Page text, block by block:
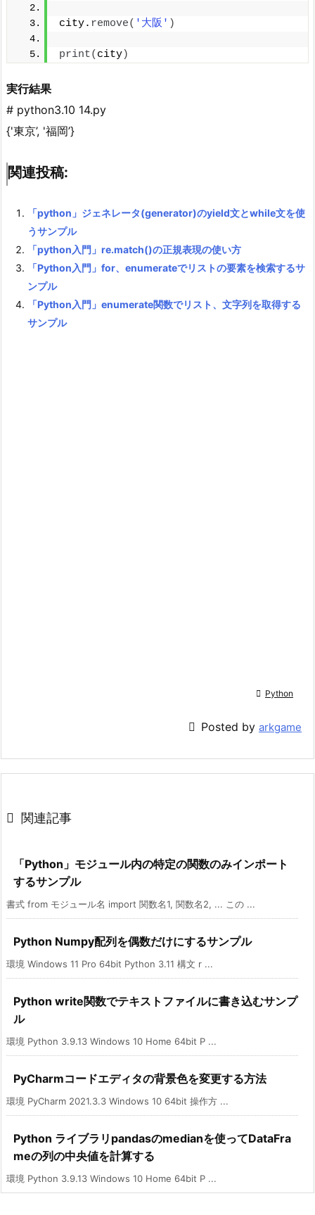
city. remove( '大阪' )
print( city)
実行結果
# python3.10 14.py
{'東京’, '福岡’}
関連投稿:
「python」ジェネレータ(generator)のyield文とwhile文を使
うサンプル
「python入門」re.match()の正規表現の使い方
「Python入門」for、enumerateでリストの要素を検索するサ
ンプル
「Python入門」enumerate関数でリスト、文字列を取得する
サンプル
 Python
 Posted by arkgame
 関連記事
「Python」モジュール内の特定の関数のみインポート
するサンプル
書式 from モジュール名 import 関数名1, 関数名2, ... この ...
Python Numpy配列を偶数だけにするサンプル
環境 Windows 11 Pro 64bit Python 3.11 構文 r ...
Python write関数でテキストファイルに書き込むサンプ
ル
環境 Python 3.9.13 Windows 10 Home 64bit P ...
PyCharmコードエディタの背景色を変更する方法
環境 PyCharm 2021.3.3 Windows 10 64bit 操作方 ...
Python ライブラリpandasのmedianを使ってDataFra
meの列の中央値を計算する
環境 Python 3.9.13 Windows 10 Home 64bit P ...